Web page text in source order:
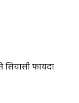
सियासी फायदा